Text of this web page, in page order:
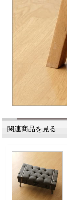
関連商品を見る